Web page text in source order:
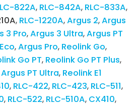
822A RLC-842A RLC-833A
RLC-1220A Argus 2 Argus
3 Pro Argus 3 Ultra Argus PT
Argus Pro Reolink Go
Go PT Reolink Go PT Plus
Argus PT Ultra Reolink E1
RLC-422 RLC-423 RLC-511
RLC-522 RLC-510A CX410